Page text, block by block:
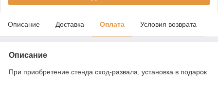
Описание Доставка Оплата Условия возврата
Описание
При приобретение стенда сход-развала, установка в подарок